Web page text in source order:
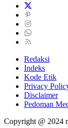
Redaksi
Indeks
Kode Etik
Privacy
Disclaimer
Pedoman
Copyright @ 2024